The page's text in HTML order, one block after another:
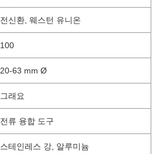
전신환, 웨스턴 유니온
100
20-63 mm Ø
그래요
전류 융합 도구
스테인레스 강, 알루미늄